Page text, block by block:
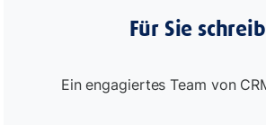
Für Sie
Ein engagiertes Team von